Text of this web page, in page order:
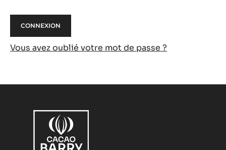
Vous avez oublié votre mot de passe ?